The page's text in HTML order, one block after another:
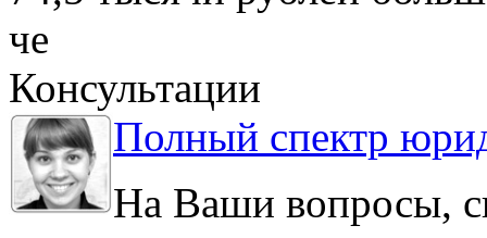
че
Консультации
Полный спектр
На Ваши вопросы,